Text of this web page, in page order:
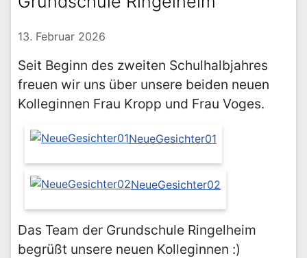
13. Februar 2026
Seit Beginn des zweiten Schulhalbjahres
freuen wir uns über unsere beiden neuen
Kolleginnen Frau Kropp und Frau Voges.
NeueGesichter01
NeueGesichter02
Das Team der Grundschule Ringelheim
begrüßt unsere neuen Kolleginnen :)